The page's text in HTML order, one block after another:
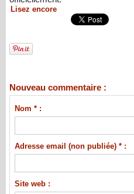
Lisez encore
Nouveau commentaire :
Nom * :
Adresse email (non publiée) * :
Site web :